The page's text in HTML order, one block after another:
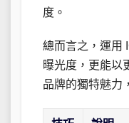
度。
總而言之，運用
曝光度，更能以
品牌的獨特魅力